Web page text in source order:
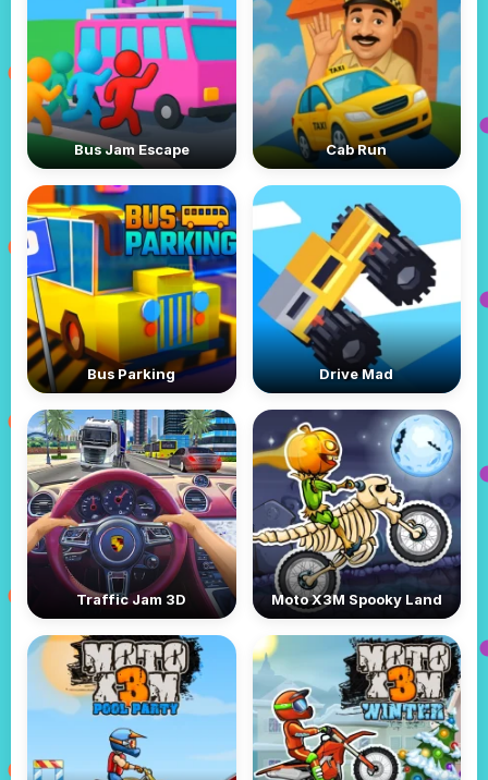
Bus Jam Escape Cab Run
Bus Parking Drive Mad
Traffic Jam 3D Moto X3M Spooky Land